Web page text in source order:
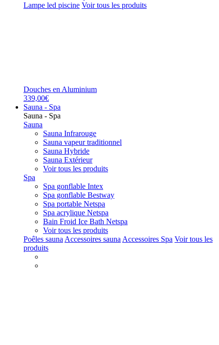
Lampe led piscine Voir tous les produits
Douches en Aluminium
339,00€
Sauna - Spa
Sauna - Spa
Sauna
Sauna Infrarouge
Sauna vapeur traditionnel
Sauna Hybride
Sauna Extérieur
Voir tous les produits
Spa
Spa gonflable Intex
Spa gonflable Bestway
Spa portable Netspa
Spa acrylique Netspa
Bain Froid Ice Bath Netspa
Voir tous les produits
Poêles sauna Accessoires sauna Accessoires Spa Voir tous les
produits